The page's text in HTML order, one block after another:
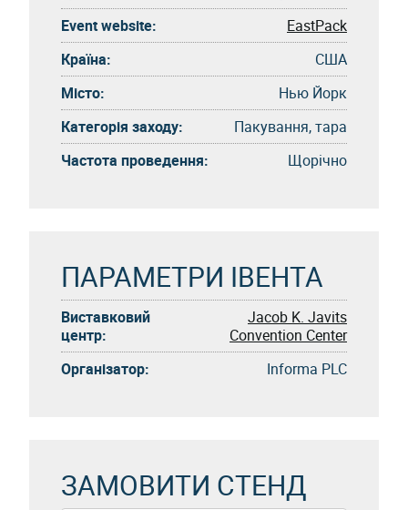
Event website:
EastPack
Країна:
США
Місто:
Нью Йорк
Категорія заходу:
Пакування, тара
Частота проведення:
Щорічно
ПАРАМЕТРИ ІВЕНТА
Виставковий
центр:
Jacob K. Javits
Convention Center
Організатор:
Informa PLC
ЗАМОВИТИ СТЕНД